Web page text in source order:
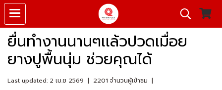
ยื่นทำงานนานๆเเล้วปวดเมื่อย
ยางปูพื้นนุ่ม ช่วยคุณได้
Last updated: 2 เม.ย 2569 | 2201 จำนวนผู้เข้าชม |